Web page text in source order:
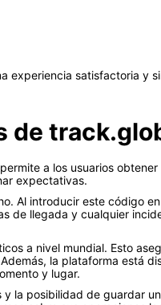
experiencia satisfactoria y
de
a los usuarios
expectativas.
Al introducir este código
de llegada y cualquier
a nivel mundial. Esto
la plataforma está
y lugar.
la posibilidad de guardar